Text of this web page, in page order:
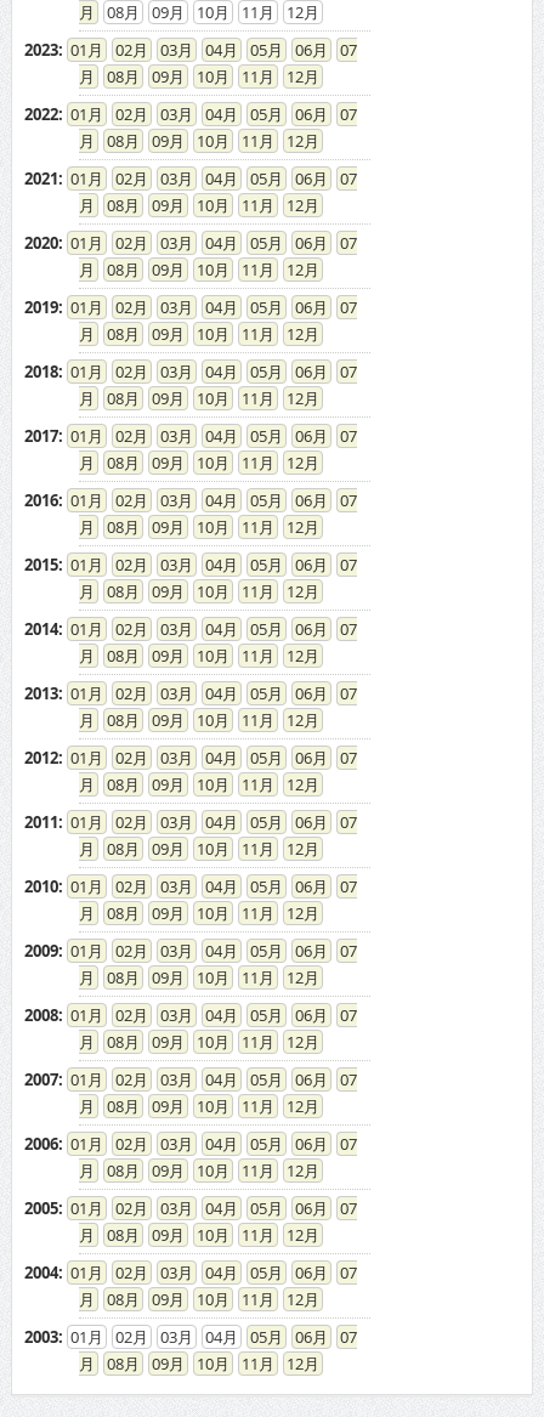
08
09 10 11
12
2023: 01 02 03 04 05 06
07
08
09 10 11
12
2022: 01 02 03 04 05 06
07
08
09 10 11
12
2021: 01 02 03 04 05 06
07
08
09 10 11
12
2020: 01 02 03 04 05 06
07
08
09 10 11
12
2019: 01 02 03 04 05 06
07
08
09 10 11
12
2018: 01 02 03 04 05 06
07
08
09 10 11
12
2017: 01 02 03 04 05 06
07
08
09 10 11
12
2016: 01 02 03 04 05 06
07
08
09 10 11
12
2015: 01 02 03 04 05 06
07
08
09 10 11
12
2014: 01 02 03 04 05 06
07
08
09 10 11
12
2013: 01 02 03 04 05 06
07
08
09 10 11
12
2012: 01 02 03 04 05 06
07
08
09 10 11
12
2011: 01 02 03 04 05 06
07
08
09 10 11
12
2010: 01 02 03 04 05 06
07
08
09 10 11
12
2009: 01 02 03 04 05 06
07
08
09 10 11
12
2008: 01 02 03 04 05 06
07
08
09 10 11
12
2007: 01 02 03 04 05 06
07
08
09 10 11
12
2006: 01 02 03 04 05 06
07
08
09 10 11
12
2005: 01 02 03 04 05 06
07
08
09 10 11
12
2004: 01 02 03 04 05 06
07
08
09 10 11
12
2003: 01 02 03 04 05 06
07
08
09 10 11 12